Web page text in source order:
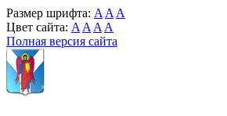
Размер шрифта: A A A
Цвет сайта: A A A A
Полная версия сайта